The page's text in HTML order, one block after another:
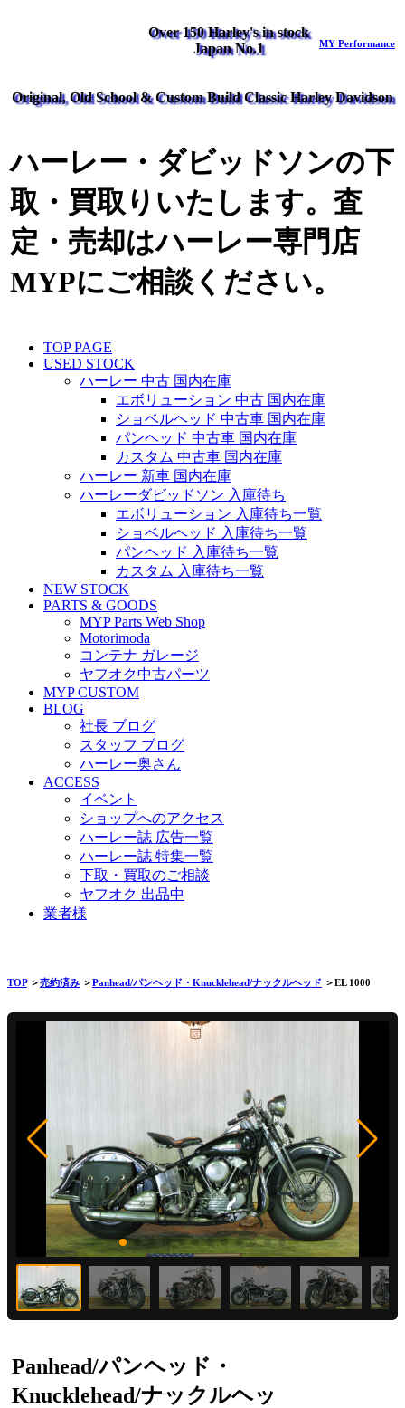
Over 150 Harley's in stock
Japan No.1
MY Performance
Original, Old School & Custom Build Classic Harley Davidson
ハーレー・ダビッドソンの下
取・買取りいたします。査
定・売却はハーレー専門店
MYPにご相談ください。
TOP PAGE
USED STOCK
ハーレー 中古 国内在庫
エボリューション 中古 国内在庫
ショベルヘッド 中古車 国内在庫
パンヘッド 中古車 国内在庫
カスタム 中古車 国内在庫
ハーレー 新車 国内在庫
ハーレーダビッドソン 入庫待ち
エボリューション 入庫待ち一覧
ショベルヘッド 入庫待ち一覧
パンヘッド 入庫待ち一覧
カスタム 入庫待ち一覧
NEW STOCK
PARTS & GOODS
MYP Parts Web Shop
Motorimoda
コンテナ ガレージ
ヤフオク中古パーツ
MYP CUSTOM
BLOG
社長 ブログ
スタッフ ブログ
ハーレー奥さん
ACCESS
イベント
ショップへのアクセス
ハーレー誌 広告一覧
ハーレー誌 特集一覧
下取・買取のご相談
ヤフオク 出品中
業者様
TOP＞売約済み ＞Panhead/パンヘッド・Knucklehead/ナックルヘッド ＞EL 1000
Panhead/パンヘッド・
Knucklehead/ナックルヘッ